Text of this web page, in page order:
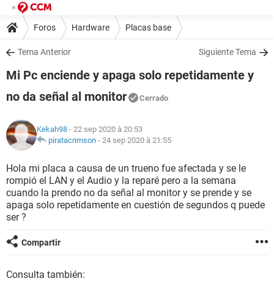
Foros Hardware Placas base
Tema Anterior Siguiente Tema
Mi Pc enciende y apaga solo repetidamente y
no da señal al monitor
Cerrado
Kekah98 - 22 sep 2020 à 20:53
piratacrimson - 24 sep 2020 à 21:55
Hola mi placa a causa de un trueno fue afectada y se le
rompió el LAN y el Audio y la reparé pero a la semana
cuando la prendo no da señal al monitor y se prende y se
apaga solo repetidamente en cuestión de segundos q puede
ser ?
Compartir
Consulta también: